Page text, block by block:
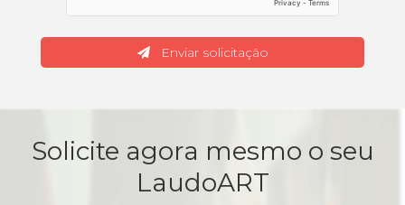
Enviar solicitação
Solicite agora mesmo o seu
LaudoART